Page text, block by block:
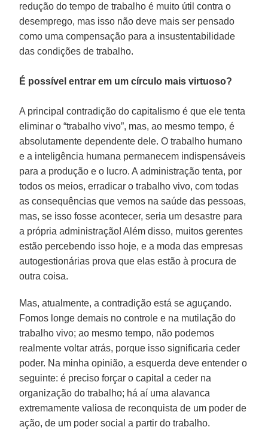
redução do tempo de trabalho é muito útil contra o
desemprego, mas isso não deve mais ser pensado
como uma compensação para a insustentabilidade
das condições de trabalho.
É possível entrar em um círculo mais virtuoso?
A principal contradição do capitalismo é que ele tenta
eliminar o “trabalho vivo”, mas, ao mesmo tempo, é
absolutamente dependente dele. O trabalho humano
e a inteligência humana permanecem indispensáveis
para a produção e o lucro. A administração tenta, por
todos os meios, erradicar o trabalho vivo, com todas
as consequências que vemos na saúde das pessoas,
mas, se isso fosse acontecer, seria um desastre para
a própria administração! Além disso, muitos gerentes
estão percebendo isso hoje, e a moda das empresas
autogestionárias prova que elas estão à procura de
outra coisa.
Mas, atualmente, a contradição está se aguçando.
Fomos longe demais no controle e na mutilação do
trabalho vivo; ao mesmo tempo, não podemos
realmente voltar atrás, porque isso significaria ceder
poder. Na minha opinião, a esquerda deve entender o
seguinte: é preciso forçar o capital a ceder na
organização do trabalho; há aí uma alavanca
extremamente valiosa de reconquista de um poder de
ação, de um poder social a partir do trabalho.